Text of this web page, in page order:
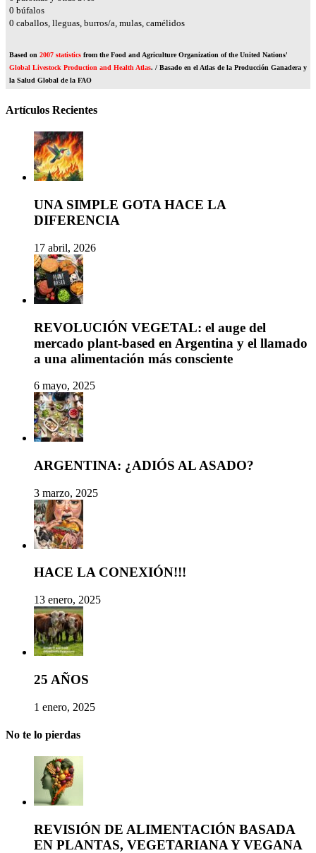
0 búfalos
0 caballos, lleguas, burros/a, mulas, camélidos
Based on 2007 statistics from the Food and Agriculture Organization of the United Nations'
Global Livestock Production and Health Atlas. / Basado en el Atlas de la Producción Ganadera y
la Salud Global de la FAO
Artículos Recientes
UNA SIMPLE GOTA HACE LA
DIFERENCIA
17 abril, 2026
REVOLUCIÓN VEGETAL: el auge del
mercado plant-based en Argentina y el llamado
a una alimentación más consciente
6 mayo, 2025
ARGENTINA: ¿ADIÓS AL ASADO?
3 marzo, 2025
HACE LA CONEXIÓN!!!
13 enero, 2025
25 AÑOS
1 enero, 2025
No te lo pierdas
REVISIÓN DE ALIMENTACIÓN BASADA
EN PLANTAS, VEGETARIANA Y VEGANA